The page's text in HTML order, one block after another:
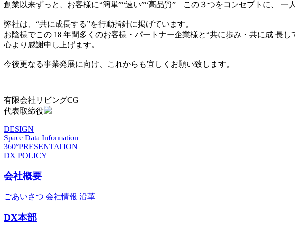
創業以来ずっと、お客様に“簡単”“速い”“高品質” この３つをコンセプトに、 一
弊社は、“共に成長する”を行動指針に掲げています。
お陰様でこの 18 年間多くのお客様・パートナー企業様と“共に歩み・共に成 長し
心より感謝申し上げます。
今後更なる事業発展に向け、これからも宜しくお願い致します。
有限会社リビングCG
代表取締役
DESIGN
Space Data Information
360°PRESENTATION
DX POLICY
会社概要
ごあいさつ 会社情報 沿革
DX本部